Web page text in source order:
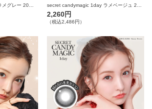
2,260円
（税込2,486円）